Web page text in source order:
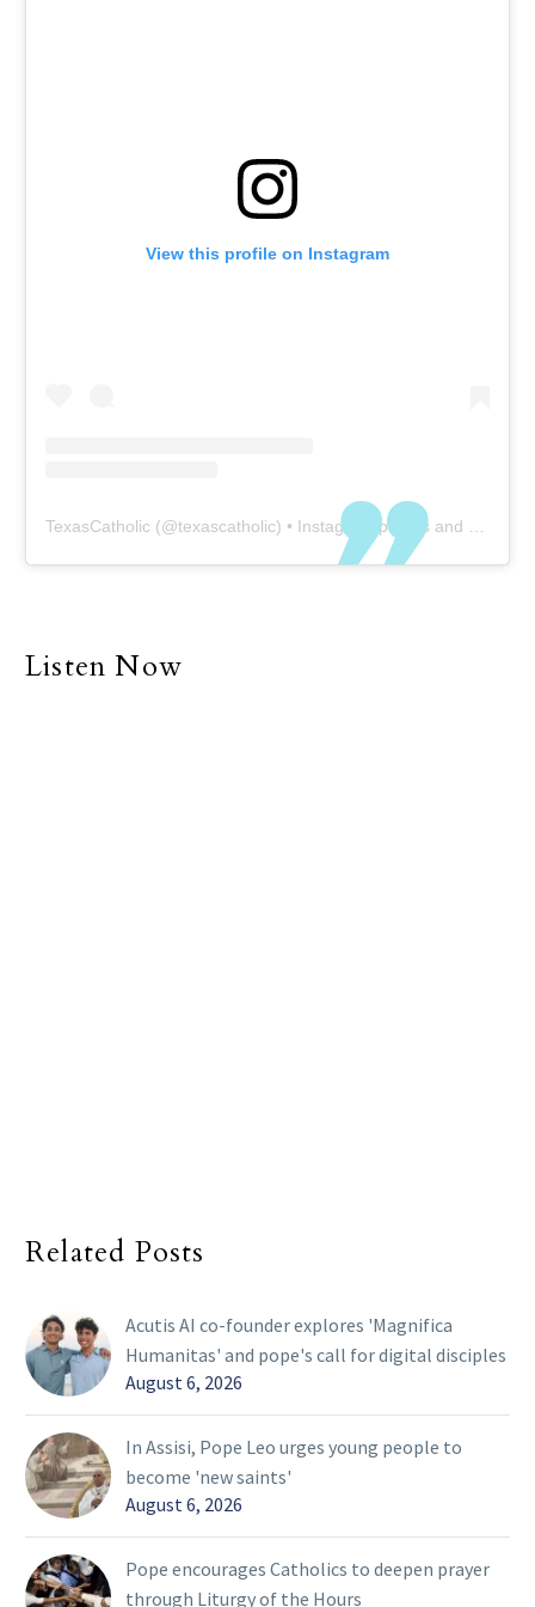
View this profile on Instagram
TexasCatholic (@texascatholic) • Instagram photos and videos
Listen Now
Related Posts
Acutis AI co-founder explores 'Magnifica
Humanitas' and pope's call for digital disciples
August 6, 2026
In Assisi, Pope Leo urges young people to
become 'new saints'
August 6, 2026
Pope encourages Catholics to deepen prayer
through Liturgy of the Hours